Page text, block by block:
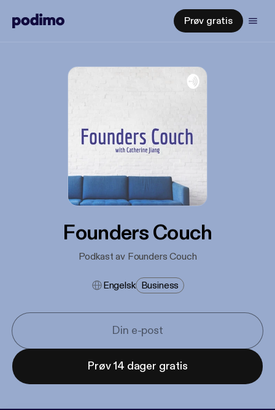
Prøv gratis
Founders Couch
Podkast av Founders Couch
Engelsk Business
Prøv 14 dager gratis